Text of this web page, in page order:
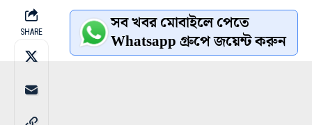
SHARE সব খবর মোবাইলে পেতে
Whatsapp গ্রুপে জয়েন্ট করুন